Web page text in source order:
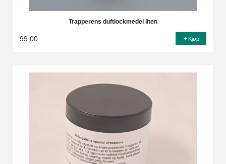
Trapperens duftlockmedel liten
99,00 Kjøp